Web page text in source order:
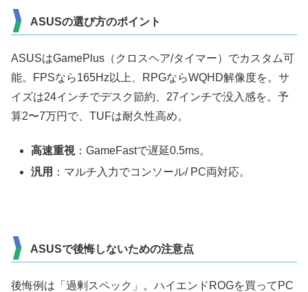
ASUSの選び方のポイント
ASUSはGamePlus（クロスヘア/タイマー）でカスタム可
能。FPSなら165Hz以上、RPGならWQHD解像度を。サ
イズは24インチでデスク節約、27インチで没入感を。予
算2〜7万円で、TUFは耐久性高め。
高速重視：GameFastで遅延0.5ms。
汎用 ：マルチ入力でコンソール/ PC両対応。
ASUSで後悔しないための注意点
後悔例は「過剰スペック」。ハイエンドROGを買ってPC